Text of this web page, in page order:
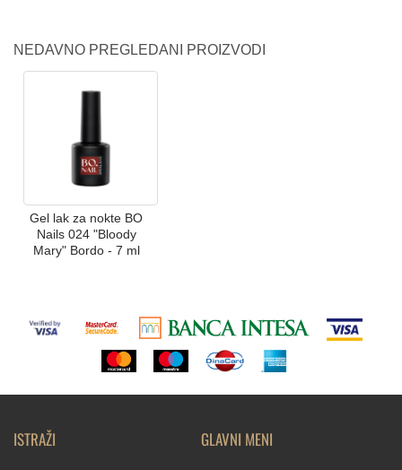
NEDAVNO PREGLEDANI PROIZVODI
Gel lak za nokte BO
Nails 024 "Bloody
Mary" Bordo - 7 ml
ISTRAŽI GLAVNI MENI